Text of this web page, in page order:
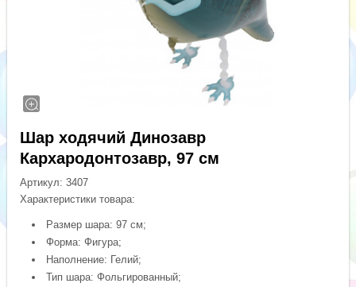
Шар ходячий Динозавр
Кархародонтозавр, 97 см
Артикул:3407
Характеристики товара:
Размер шара: 97 см;
Форма: Фигура;
Наполнение: Гелий;
Тип шара: Фольгированный;